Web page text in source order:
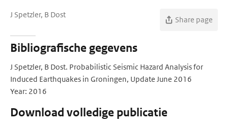
J Spetzler, B Dost
Share page
Bibliografische gegevens
J Spetzler, B Dost. Probabilistic Seismic Hazard Analysis for
Induced Earthquakes in Groningen, Update June 2016
Year: 2016
Download volledige publicatie